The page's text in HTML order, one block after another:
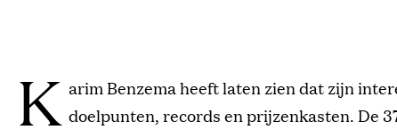
K arim Benzema heeft laten zien dat zijn
doelpunten, records en prijzenkasten. De